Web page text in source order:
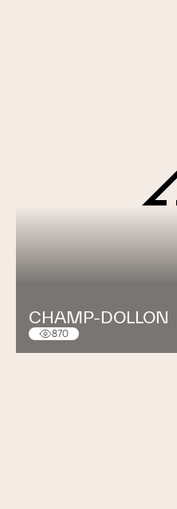
CHAMP-DOLLON
870